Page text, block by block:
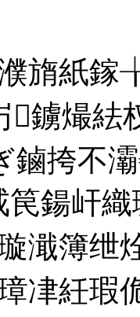
旓紙
鐪熶紶
鏀挎不
鍚屽
濈簿绁
冿紝瑕